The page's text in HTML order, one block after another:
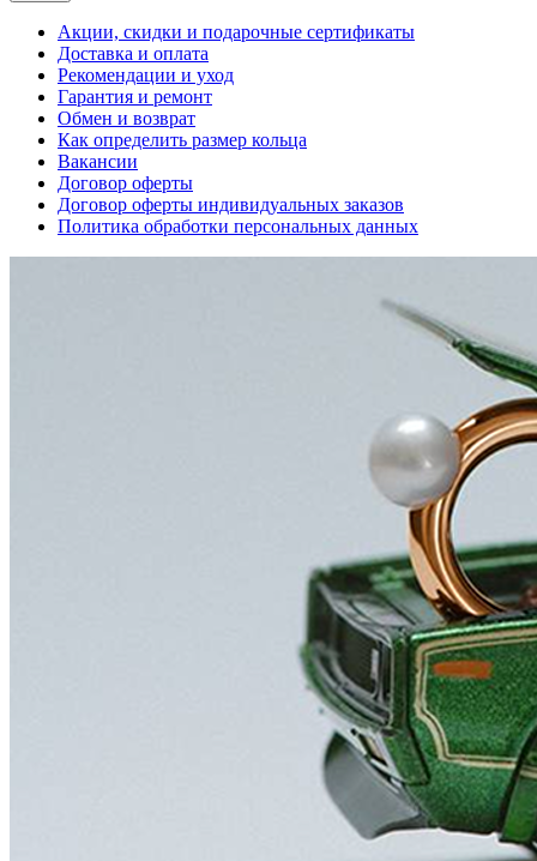
Акции, скидки и подарочные сертификаты
Доставка и оплата
Рекомендации и уход
Гарантия и ремонт
Обмен и возврат
Как определить размер кольца
Вакансии
Договор оферты
Договор оферты индивидуальных заказов
Политика обработки персональных данных